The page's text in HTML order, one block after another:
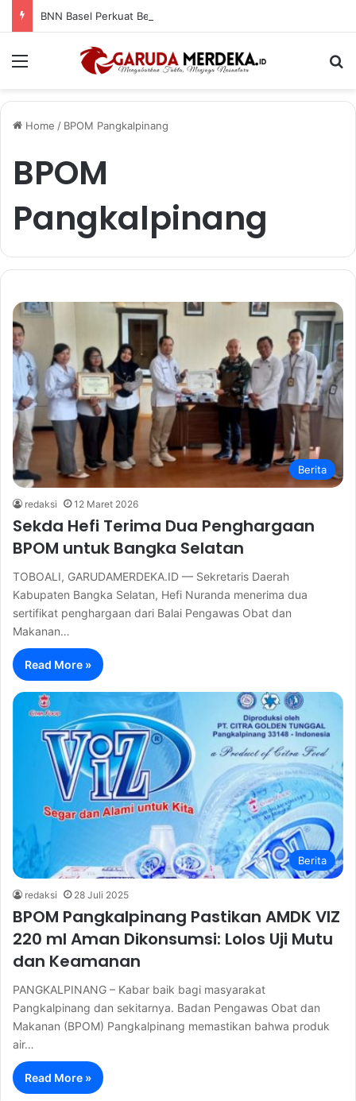
Menu
Home / BPOM Pangkalpinang
BPOM
Pangkalpinang
Berita
redaksi 12 Maret 2026
Sekda Hefi Terima Dua Penghargaan
BPOM untuk Bangka Selatan
TOBOALI, GARUDAMERDEKA.ID — Sekretaris Daerah
Kabupaten Bangka Selatan, Hefi Nuranda menerima dua
sertifikat penghargaan dari Balai Pengawas Obat dan
Makanan…
Read More »
Berita
redaksi 28 Juli 2025
BPOM Pangkalpinang Pastikan AMDK VIZ
220 ml Aman Dikonsumsi: Lolos Uji Mutu
dan Keamanan
­PANGKALPINANG – Kabar baik bagi masyarakat
Pangkalpinang dan sekitarnya. Badan Pengawas Obat dan
Makanan (BPOM) Pangkalpinang memastikan bahwa produk
air…
Read More »